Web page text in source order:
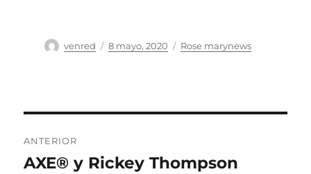
Autor
venred
Publicado
8 mayo, 2020 Categorías
Rose marynews
de
ANTERIOR
Entrada
AXE® y Rickey Thompson